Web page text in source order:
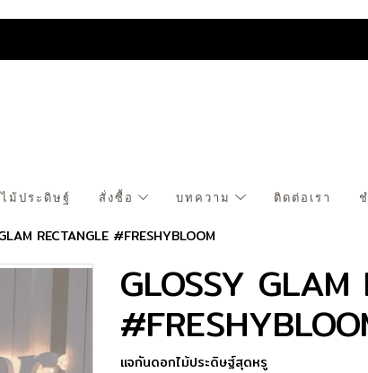
ม้ประดิษฐ์ สั่งซื้อ บทความ ติดต่อเรา
RECTANGLE #FRESHYBLOOM
GLOSSY GLAM
แจกันดอกไม้ประดิษฐ์สุดหรู